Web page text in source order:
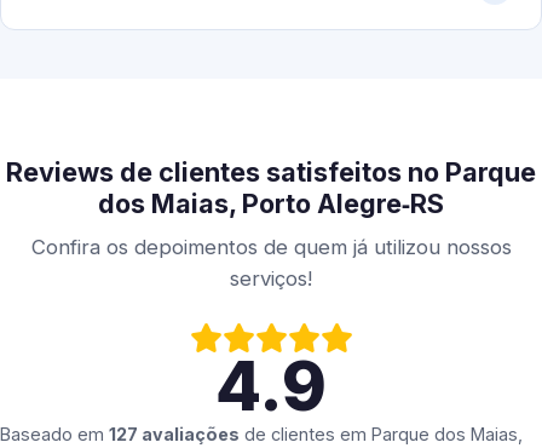
Reviews de clientes satisfeitos no Parque
dos Maias, Porto Alegre‑RS
Confira os depoimentos de quem já utilizou nossos
serviços!
4.9
Baseado em 127 avaliações de clientes em Parque dos Maias,